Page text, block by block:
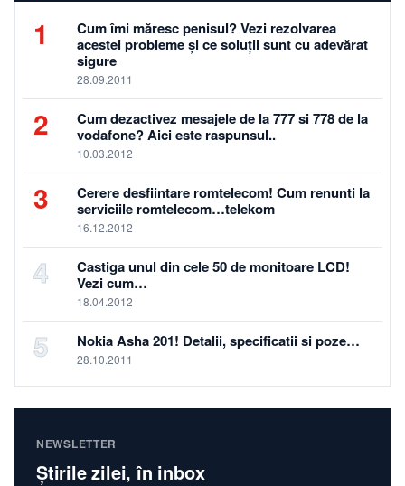
periculoase.…
1
Cum îmi măresc penisul? Vezi rezolvarea
acestei probleme și ce soluții sunt cu adevărat
sigure
28.09.2011
2
Cum dezactivez mesajele de la 777 si 778 de la
vodafone? Aici este raspunsul..
10.03.2012
3
Cerere desfiintare romtelecom! Cum renunti la
serviciile romtelecom…telekom
16.12.2012
4
Castiga unul din cele 50 de monitoare LCD!
Vezi cum…
18.04.2012
5 Nokia Asha 201! Detalii, specificatii si poze…
28.10.2011
NEWSLETTER
Știrile zilei, în inbox